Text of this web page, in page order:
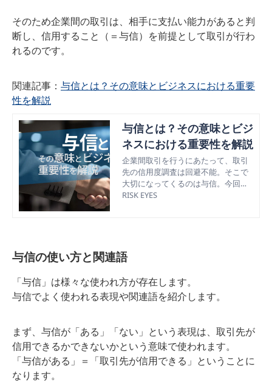
そのため企業間の取引は、相手に支払い能力があると判
断し、信用すること（＝与信）を前提として取引が行わ
れるのです。
関連記事： 与信とは？その意味とビジネスにおける重要
性を解説
与信とは？その意味とビジ
ネスにおける重要性を解説
企業間取引を行うにあたって、取引
先の信用度調査は回避不能。そこで
大切になってくるのは与信。今回は
与信の意味とビジネスにおける重要
RISK EYES
与信の使い方と関連語
「与信」は様々な使われ方が存在します。
与信でよく使われる表現や関連語を紹介します。
まず、与信が「ある」「ない」という表現は、取引先が
信用できるかできないかという意味で使われます。
「与信がある」＝「取引先が信用できる」ということに
なります。